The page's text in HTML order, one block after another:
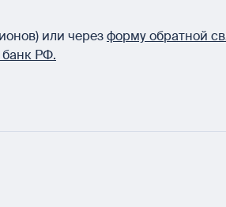
или черезформу обратной
РФ.